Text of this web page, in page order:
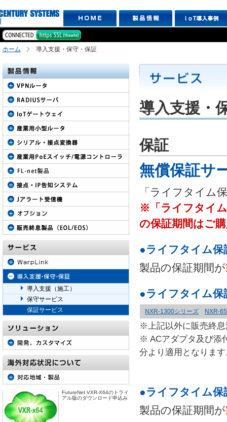
ホーム 導入支援・保守・保証
導入支援・
保証
無償保証サ
「ライフタイム
※「ライフタイ
の保証期間はご
●ライフタイム保
製品の保証期間が
●ライフタイム保
NXR-1300シリーズ NXR-
※上記以外に販売終
※ ACアダプタ及び添
分より適用となりま
●ライフタイム保
製品の保証期間が
導入支援（施工）
保守サービス
保証サービス
FutureNet VXR-X64のトライ
アル版のダウンロード申込み